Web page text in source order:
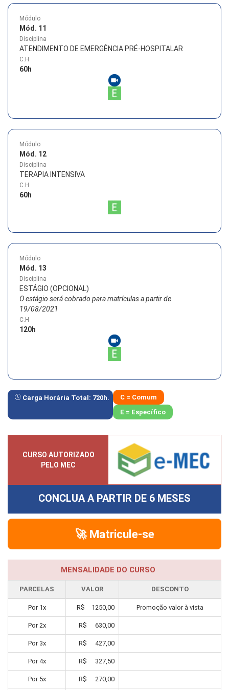
Módulo
Mód. 11
Disciplina
ATENDIMENTO DE EMERGÊNCIA PRÉ-HOSPITALAR
C.H
60h
Módulo
Mód. 12
Disciplina
TERAPIA INTENSIVA
C.H
60h
Módulo
Mód. 13
Disciplina
ESTÁGIO (OPCIONAL)
O estágio será cobrado para matrículas a partir de
19/08/2021
C.H
120h
Carga Horária Total: 720h.
C = Comum
E = Específico
CURSO AUTORIZADO
PELO MEC
CONCLUA A PARTIR DE 6 MESES
🚀 Matricule-se
MENSALIDADE DO CURSO
PARCELAS VALOR DESCONTO
Por 1x R$ 1250,00 Promoção valor à vista
Por 2x R$ 630,00
Por 3x R$ 427,00
Por4x R$ 327,50
Por 5x R$ 270,00